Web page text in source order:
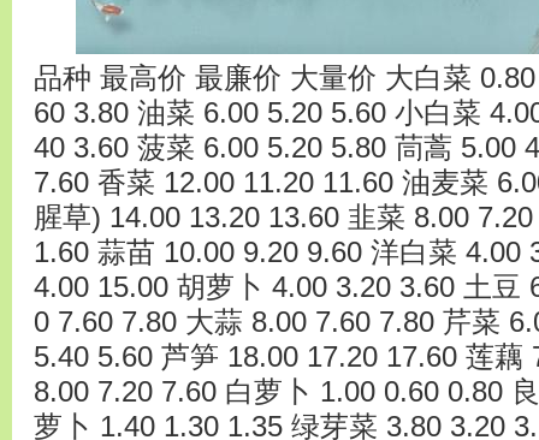
品种 最高价 最廉价 大量价 大白菜
60 3.80 油菜 6.00 5.20 5.60 小白菜
40 3.60 菠菜 6.00 5.20 5.80 茼蒿 5.00
7.60 香菜 12.00 11.20 11.60 油麦菜
腥草) 14.00 13.20 13.60 韭菜 8.00
1.60 蒜苗 10.00 9.20 9.60 洋白菜 4.00
4.00 15.00 胡萝卜 4.00 3.20 3.60 土豆
0 7.60 7.80 大蒜 8.00 7.60 7.80 芹菜
5.40 5.60 芦笋 18.00 17.20 17.60 莲藕
8.00 7.20 7.60 白萝卜 1.00 0.60 0.80
萝卜 1.40 1.30 1.35 绿芽菜 3.80 3.20